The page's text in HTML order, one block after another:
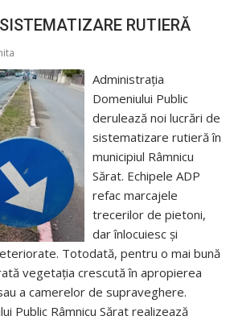
RUTIERĂ
Administrația
Domeniului Public
derulează noi lucrări de
sistematizare rutieră în
municipiul Râmnicu
Sărat. Echipele ADP
refac marcajele
trecerilor de pietoni,
dar înlocuiesc și
Totodată, pentru o mai bună
vegetația crescută în apropierea
a camerelor de supraveghere.
Public Râmnicu Sărat realizează